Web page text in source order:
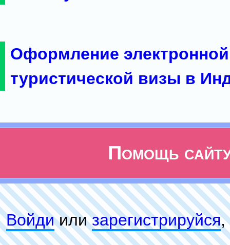
Оформление электронной
туристической визы в
Помощь
Войдиилизарeгиcтpируйся,